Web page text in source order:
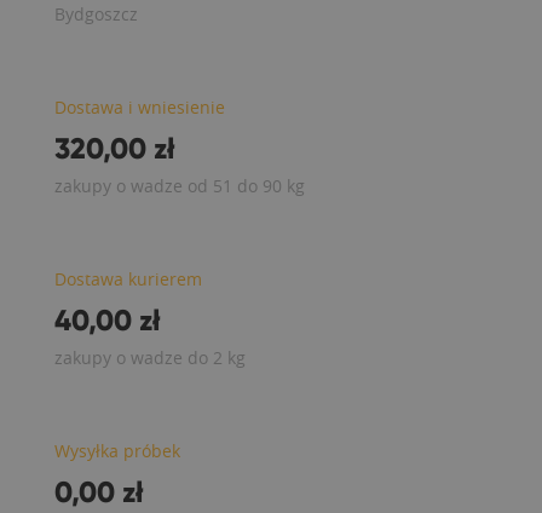
Bydgoszcz
Dostawa i wniesienie
320,00 zł
zakupy o wadze od 51 do 90 kg
Dostawa kurierem
40,00 zł
zakupy o wadze do 2 kg
Wysyłka próbek
0,00 zł